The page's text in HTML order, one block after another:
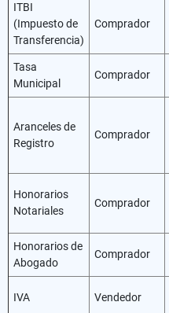
ITBI
(Impuesto de
Transferencia)
Comprador
Tasa
Municipal
Comprador
Aranceles de
Registro
Comprador
Honorarios
Notariales
Comprador
Honorarios de
Abogado
Comprador
IVA Vendedor